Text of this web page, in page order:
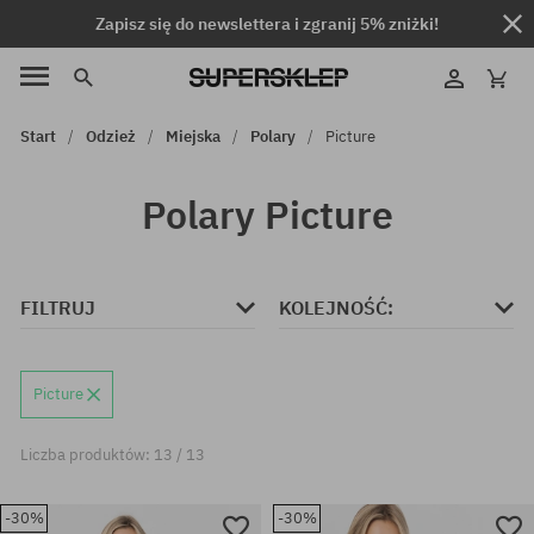
Zapisz się do newslettera i zgranij 5% zniżki!
Start Odzież Miejska Polary Picture
Polary Picture
FILTRUJ KOLEJNOŚĆ:
Picture
Liczba produktów: 13 / 13
-30% -30%